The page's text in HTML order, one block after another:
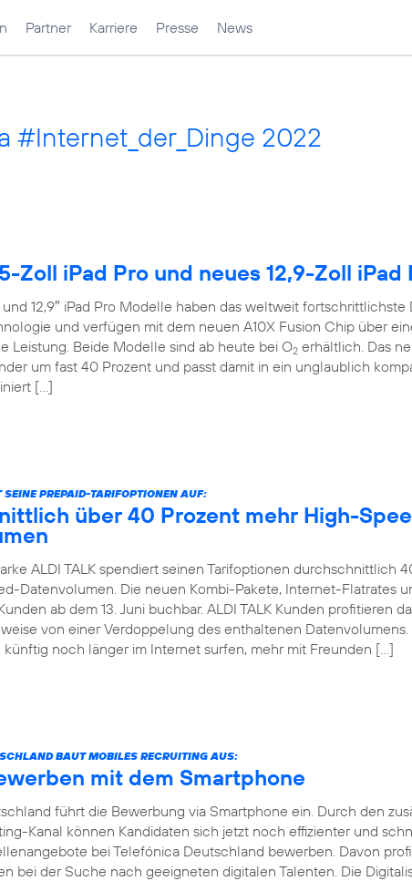
Partner Karriere Presse News
#Internet_der_Dinge 2022
Zoll iPad Pro und neues 12,9-Zoll iPad
und 12,9″ iPad Pro Modelle haben das weltweit fortschrittlichste
und verfügen mit dem neuen A10X Fusion Chip über
Leistung. Beide Modelle sind ab heute bei O2 erhältlich. Das
um fast 40 Prozent und passt damit in ein unglaublich
[…]
PREPAID-TARIFOPTIONEN AUF:
über 40 Prozent mehr High-
ALDI TALK spendiert seinen Tarifoptionen durchschnittlich
Datenvolumen. Die neuen Kombi-Pakete, Internet-Flatrates
ab dem 13. Juni buchbar. ALDI TALK Kunden profitieren
von einer Verdoppelung des enthaltenen Datenvolumens.
künftig noch länger im Internet surfen, mehr mit Freunden […]
BAUT MOBILES RECRUITING AUS:
mit dem Smartphone
führt die Bewerbung via Smartphone ein. Durch den
Kanal können Kandidaten sich jetzt noch effizienter und
bei Telefónica Deutschland bewerben. Davon
bei der Suche nach geeigneten digitalen Talenten. Die